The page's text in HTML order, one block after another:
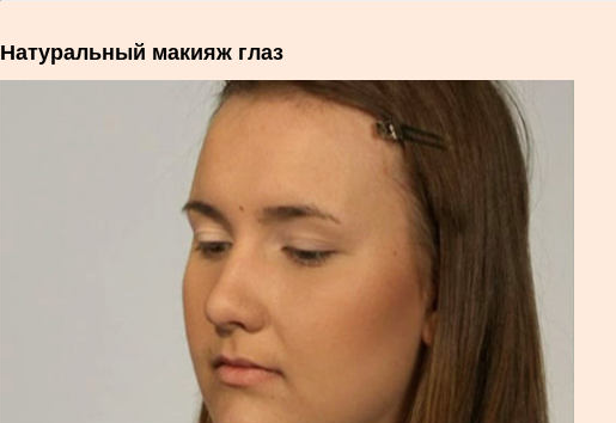
Натуральный макияж глаз